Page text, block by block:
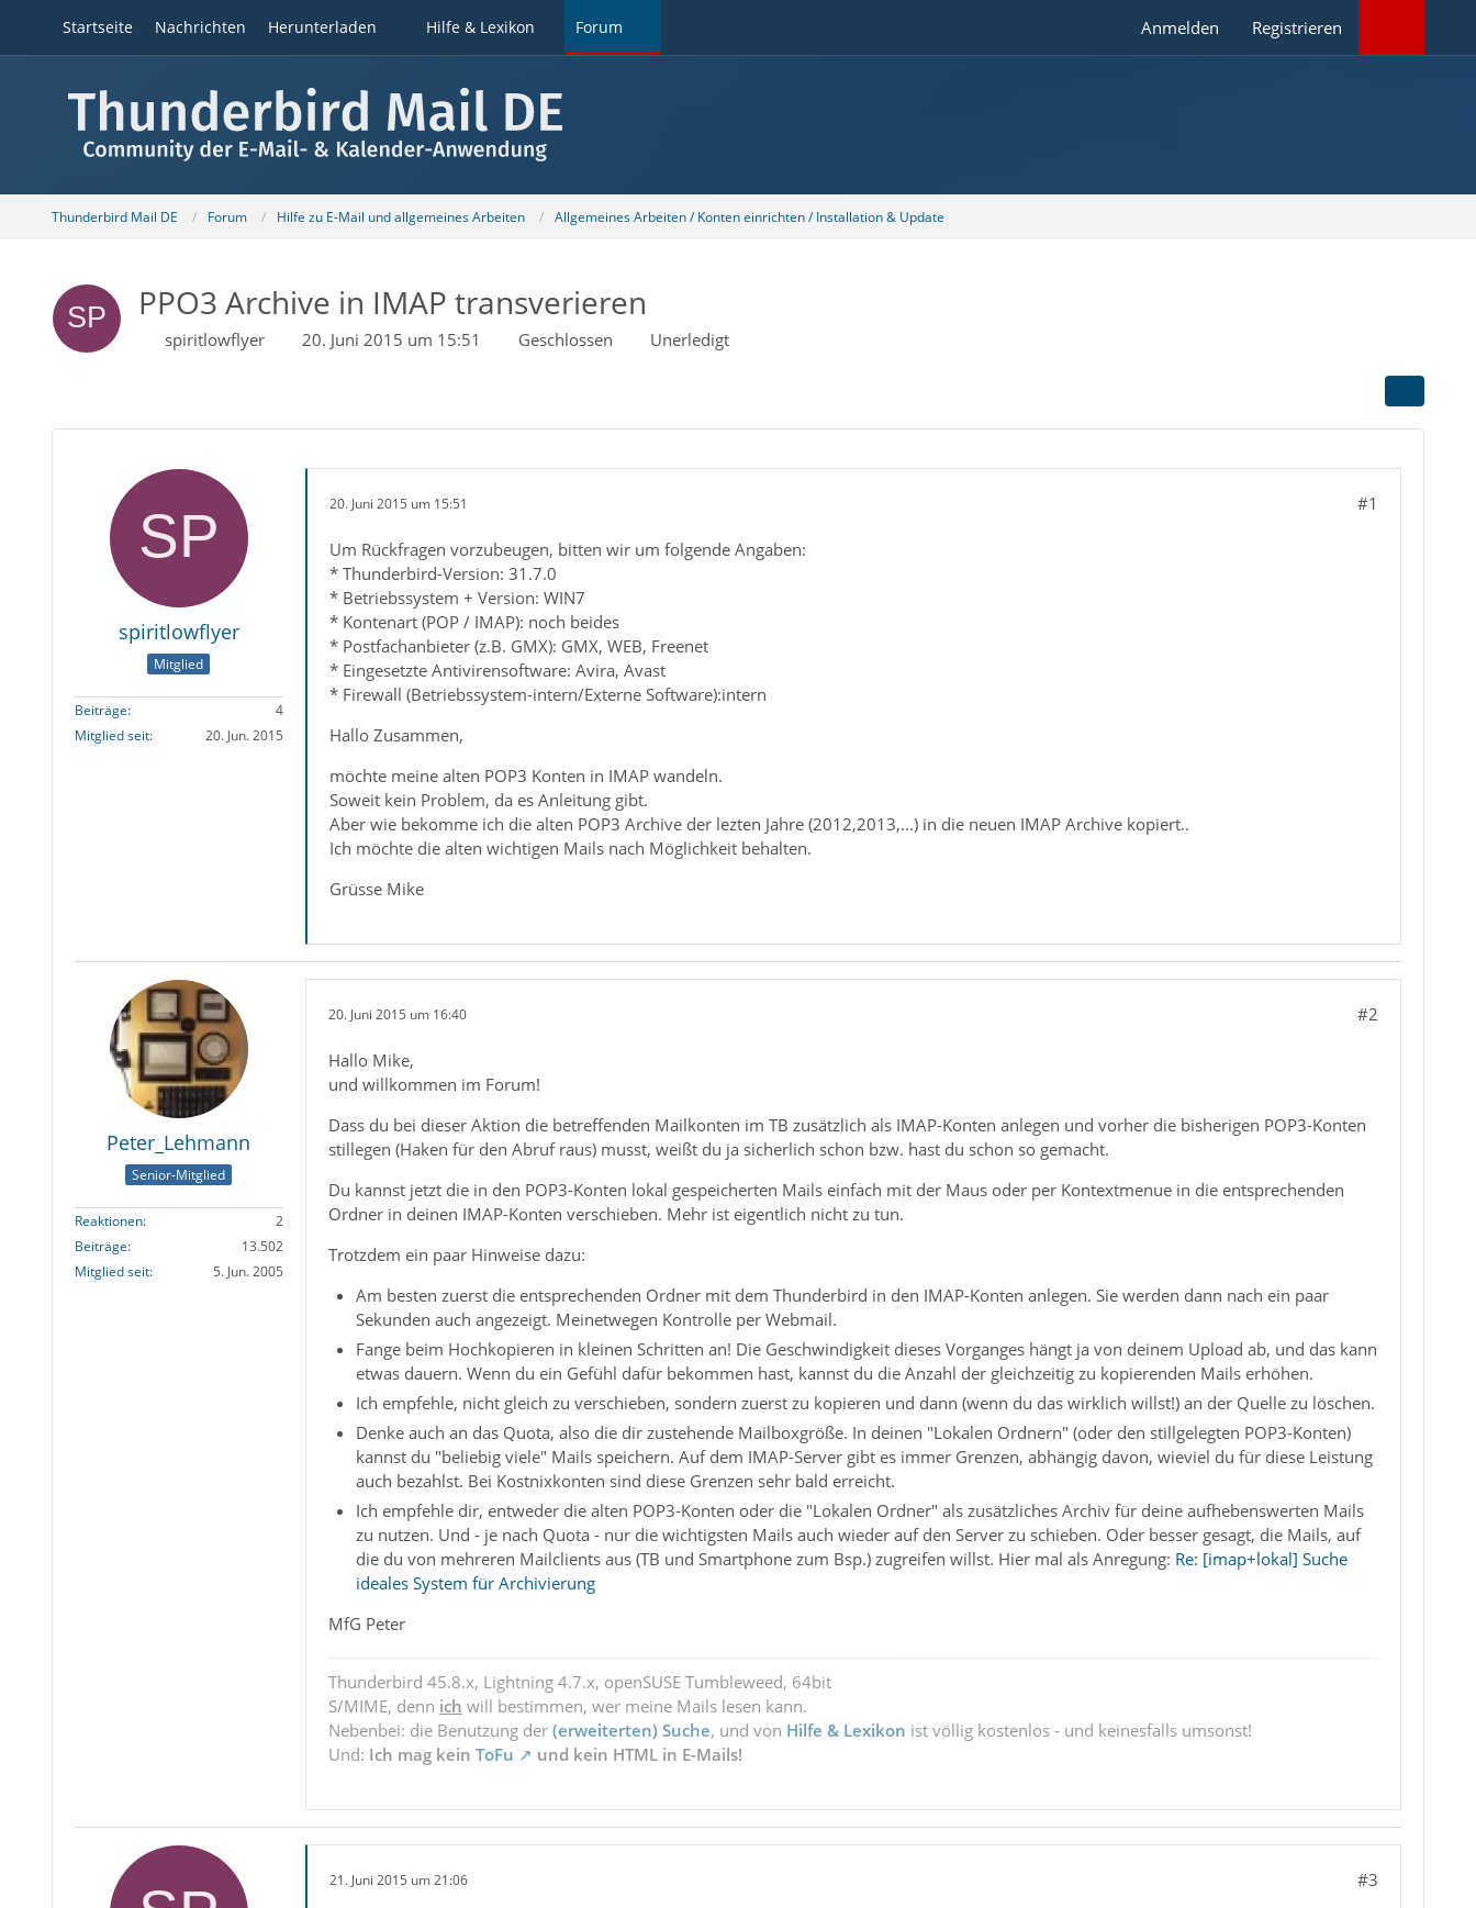
Startseite Nachrichten Herunterladen Hilfe & Lexikon Forum Anmelden Registrieren
Thunderbird Mail DE Forum Hilfe zu E-Mail und allgemeines Arbeiten Allgemeines Arbeiten / Konten einrichten / Installation & Update
PPO3 Archive in IMAP transverieren
spiritlowflyer 20. Juni 2015 um 15:51 Geschlossen Unerledigt
spiritlowflyer
Mitglied
Beiträge
4
Mitglied seit
20. Jun. 2015
20. Juni 2015 um 15:51 #1
Um Rückfragen vorzubeugen, bitten wir um folgende Angaben:
* Thunderbird-Version: 31.7.0
* Betriebssystem + Version: WIN7
* Kontenart (POP / IMAP): noch beides
* Postfachanbieter (z.B. GMX): GMX, WEB, Freenet
* Eingesetzte Antivirensoftware: Avira, Avast
* Firewall (Betriebssystem-intern/Externe Software):intern
Hallo Zusammen,
möchte meine alten POP3 Konten in IMAP wandeln.
Soweit kein Problem, da es Anleitung gibt.
Aber wie bekomme ich die alten POP3 Archive der lezten Jahre (2012,2013,...) in die neuen IMAP Archive kopiert..
Ich möchte die alten wichtigen Mails nach Möglichkeit behalten.
Grüsse Mike
Peter_Lehmann
Senior-Mitglied
Reaktionen
2
Beiträge
13.502
Mitglied seit
5. Jun. 2005
20. Juni 2015 um 16:40 #2
Hallo Mike,
und willkommen im Forum!
Dass du bei dieser Aktion die betreffenden Mailkonten im TB zusätzlich als IMAP-Konten anlegen und vorher die bisherigen POP3-Konten
stillegen (Haken für den Abruf raus) musst, weißt du ja sicherlich schon bzw. hast du schon so gemacht.
Du kannst jetzt die in den POP3-Konten lokal gespeicherten Mails einfach mit der Maus oder per Kontextmenue in die entsprechenden
Ordner in deinen IMAP-Konten verschieben. Mehr ist eigentlich nicht zu tun.
Trotzdem ein paar Hinweise dazu:
Am besten zuerst die entsprechenden Ordner mit dem Thunderbird in den IMAP-Konten anlegen. Sie werden dann nach ein paar
Sekunden auch angezeigt. Meinetwegen Kontrolle per Webmail.
Fange beim Hochkopieren in kleinen Schritten an! Die Geschwindigkeit dieses Vorganges hängt ja von deinem Upload ab, und das kann
etwas dauern. Wenn du ein Gefühl dafür bekommen hast, kannst du die Anzahl der gleichzeitig zu kopierenden Mails erhöhen.
Ich empfehle, nicht gleich zu verschieben, sondern zuerst zu kopieren und dann (wenn du das wirklich willst!) an der Quelle zu löschen.
Denke auch an das Quota, also die dir zustehende Mailboxgröße. In deinen "Lokalen Ordnern" (oder den stillgelegten POP3-Konten)
kannst du "beliebig viele" Mails speichern. Auf dem IMAP-Server gibt es immer Grenzen, abhängig davon, wieviel du für diese Leistung
auch bezahlst. Bei Kostnixkonten sind diese Grenzen sehr bald erreicht.
Ich empfehle dir, entweder die alten POP3-Konten oder die "Lokalen Ordner" als zusätzliches Archiv für deine aufhebenswerten Mails
zu nutzen. Und - je nach Quota - nur die wichtigsten Mails auch wieder auf den Server zu schieben. Oder besser gesagt, die Mails, auf
die du von mehreren Mailclients aus (TB und Smartphone zum Bsp.) zugreifen willst. Hier mal als Anregung: Re: [imap+lokal] Suche
ideales System für Archivierung
MfG Peter
Thunderbird 45.8.x, Lightning 4.7.x, openSUSE Tumbleweed, 64bit
S/MIME, denn ich will bestimmen, wer meine Mails lesen kann.
Nebenbei: die Benutzung der (erweiterten) Suche, und von Hilfe & Lexikon ist völlig kostenlos - und keinesfalls umsonst!
Und: Ich mag kein ToFu und kein HTML in E-Mails!
21. Juni 2015 um 21:06 #3